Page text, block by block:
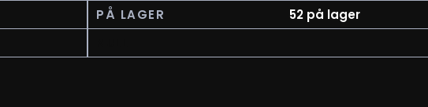
PÅ LAGER
52 på lager